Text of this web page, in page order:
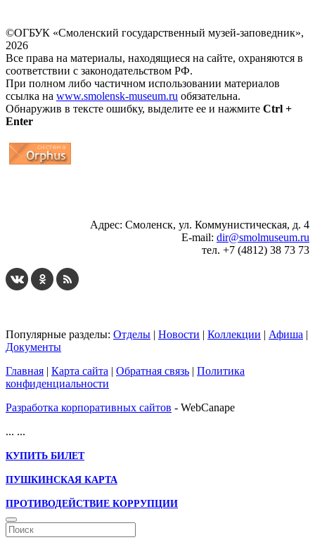
©ОГБУК «Смоленский государственный музей-заповедник»,
2026
Все права на материалы, находящиеся на сайте, охраняются в
соответствии с законодательством РФ.
При полном либо частичном использовании материалов
ссылка на www.smolensk-museum.ru обязательна.
Обнаружив в тексте ошибку, выделите ее и нажмите Ctrl +
Enter
Адрес: Смоленск, ул. Коммунистическая, д. 4
E-mail: dir@smolmuseum.ru
тел. +7 (4812) 38 73 73
Популярные разделы: Отделы | Новости | Коллекции | Афиша |
Документы
Главная | Карта сайта | Обратная связь | Политика
конфиденциальности
Разработка корпоративных сайтов - WebCanape
... ...
КУПИТЬ БИЛЕТ
ПУШКИНСКАЯ КАРТА
ПРОТИВОДЕЙСТВИЕ КОРРУПЦИИ